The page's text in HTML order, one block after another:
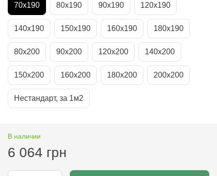
70х190 80х190 90х190 120х190
140х190 150х190 160х190 180х190
80х200 90х200 120х200 140х200
150х200 160х200 180х200 200х200
Нестандарт, за 1м2
В наличии
6 064 грн